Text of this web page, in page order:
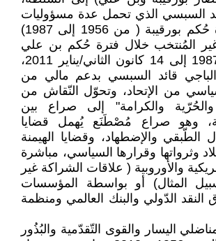
السبسي الذي تحمل عدة مسؤوليات
وزارية خلال فترة حُكم بورقيبة ( من 1956 إلى 1987)
المُنتخب خلال فترة حُكم بن علي
التي امتدّت من 1987 إلى 14 كانون الثاني/يناير 2011،
قائد السبسي بدعم مالي من
من الإتحاد، وتحوّل النّقاش من
والكرامة" إلى صراع بين
وهو صراع مُصْطَنَع يُهمل قضايا
الطّبقي والإضطهاد، وقضايا الهيمنة
وثرواتها وقرارها السياسي، مباشرة
والأوروبية ( علاقات الشراكة غير
المثال) أو بواسطة المؤسسات
النقد الدّولي والبنك العالمي ومنظمة
اليسار والقوى التّقدّمية والبُذُور